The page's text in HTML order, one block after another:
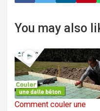
You may also
Comment couler une